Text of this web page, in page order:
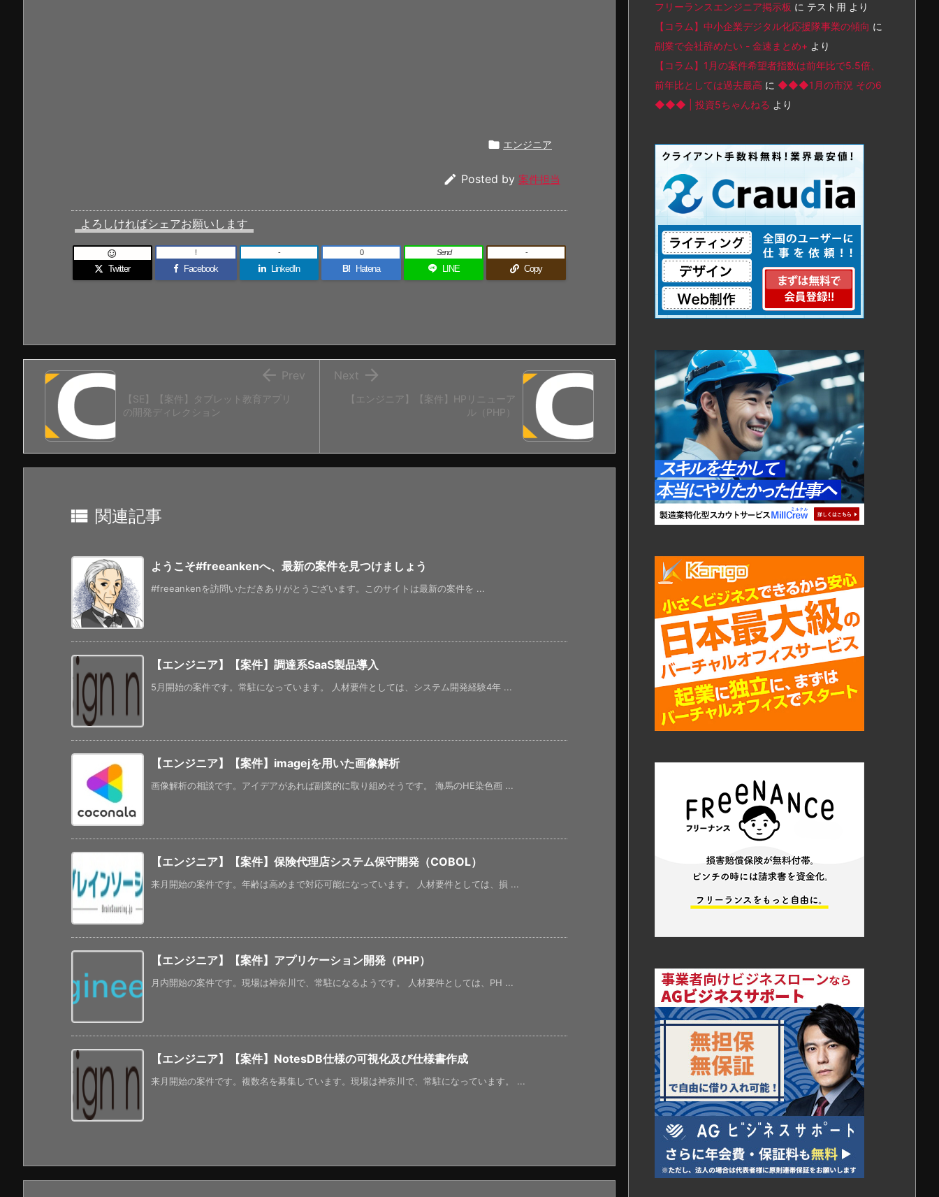
 エンジニア
 Posted by 案件担当
よろしければシェアお願いします
Twitter

Facebook
!
LinkedIn
-
B! Hatena
0
LINE
Send
Copy
-
【エンジニア】【案件】HPリニューア
ル（PHP）

Next
【SE】【案件】タブレット教育アプリ
の開発ディレクション
 Prev
 関連記事
ようこそ#freeankenへ、最新の案件を見つけましょう
#freeankenを訪問いただきありがとうございます。このサイトは最新の案件を ...
【エンジニア】【案件】調達系SaaS製品導入
5月開始の案件です。常駐になっています。 人材要件としては、システム開発経験4年 ...
【エンジニア】【案件】imagejを用いた画像解析
画像解析の相談です。アイデアがあれば副業的に取り組めそうです。 海馬のHE染色画 ...
【エンジニア】【案件】保険代理店システム保守開発（COBOL）
来月開始の案件です。年齢は高めまで対応可能になっています。 人材要件としては、損 ...
【エンジニア】【案件】アプリケーション開発（PHP）
月内開始の案件です。現場は神奈川で、常駐になるようです。 人材要件としては、PH ...
【エンジニア】【案件】NotesDB仕様の可視化及び仕様書作成
来月開始の案件です。複数名を募集しています。現場は神奈川で、常駐になっています。 ...
フリーランスエンジニア掲示板 に テスト用 より
【コラム】中小企業デジタル化応援隊事業の傾向 に
副業で会社辞めたい - 金速まとめ+ より
【コラム】1月の案件希望者指数は前年比で5.5倍、
前年比としては過去最高 に ◆◆◆1月の市況 その6
◆◆◆ | 投資5ちゃんねる より